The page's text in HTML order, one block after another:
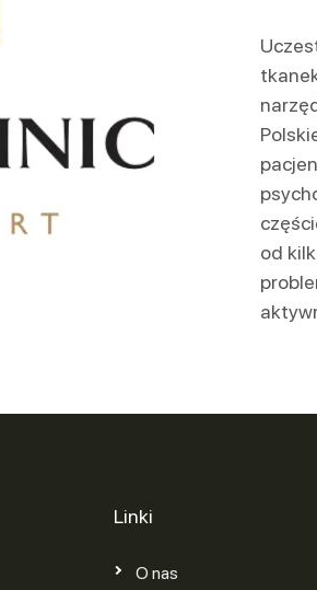
od
Linki
O nas